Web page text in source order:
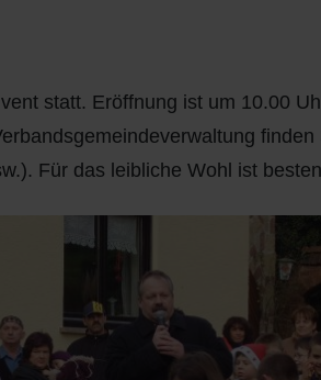
statt. Eröffnung ist um 10.00
finden
Für das leibliche Wohl ist